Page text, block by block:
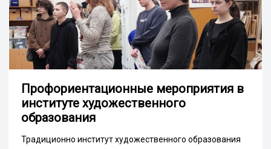
Профориентационные мероприятия в
институте художественного
образования
Традиционно институт художественного образования